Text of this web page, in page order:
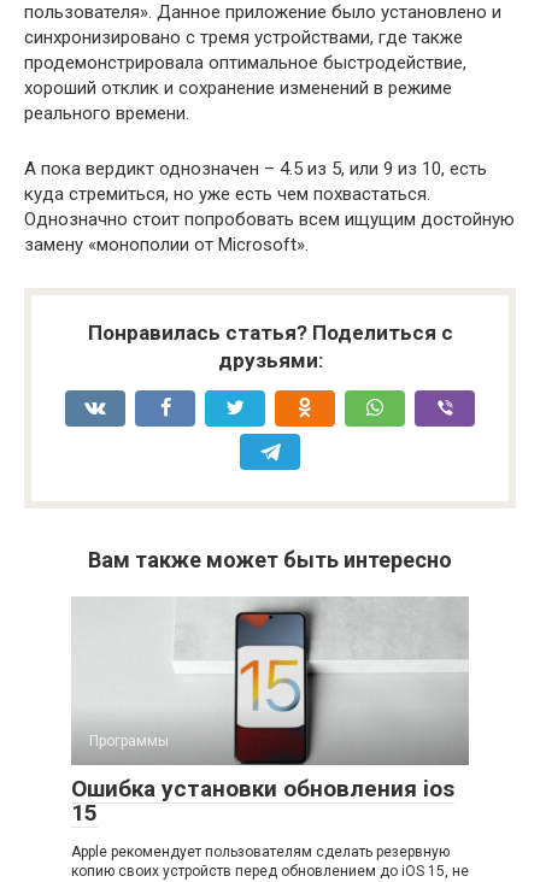
пользователя». Данное приложение было установлено и
синхронизировано с тремя устройствами, где также
продемонстрировала оптимальное быстродействие,
хороший отклик и сохранение изменений в режиме
реального времени.
А пока вердикт однозначен – 4.5 из 5, или 9 из 10, есть
куда стремиться, но уже есть чем похвастаться.
Однозначно стоит попробовать всем ищущим достойную
замену «монополии от Microsoft».
Понравилась статья? Поделиться с
друзьями:
Вам также может быть интересно
Программы
Ошибка установки обновления ios
15
Apple рекомендует пользователям сделать резервную
копию своих устройств перед обновлением до iOS 15, не